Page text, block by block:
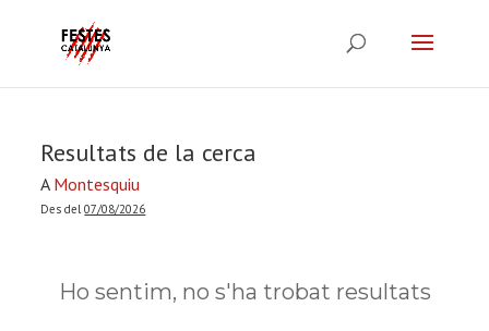
Resultats de la cerca
A Montesquiu
Des del07/08/2026
Ho sentim, no s'ha trobat resultats